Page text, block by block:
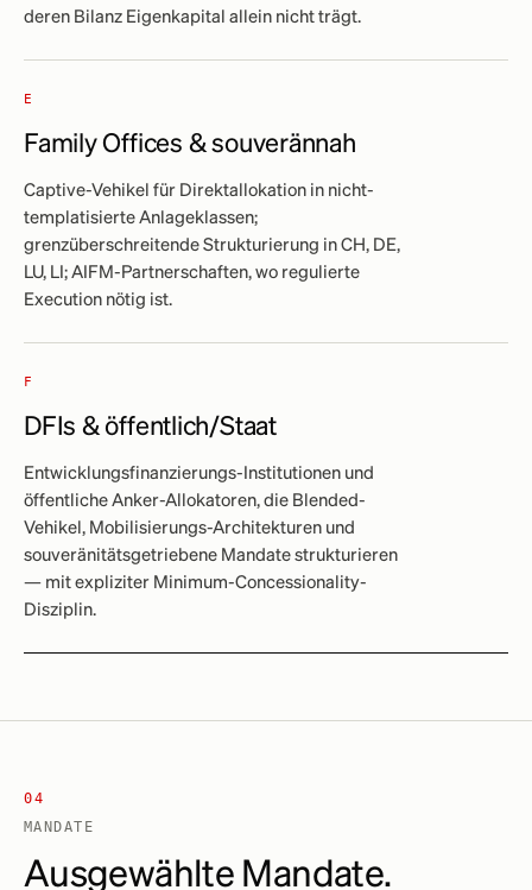
deren Bilanz Eigenkapital allein nicht trägt.
E
Family Offices & souverännah
Captive-Vehikel für Direktallokation in nicht-
templatisierte Anlageklassen;
grenzüberschreitende Strukturierung in CH, DE,
LU, LI; AIFM-Partnerschaften, wo regulierte
Execution nötig ist.
F
DFIs & öffentlich/Staat
Entwicklungsfinanzierungs-Institutionen und
öffentliche Anker-Allokatoren, die Blended-
Vehikel, Mobilisierungs-Architekturen und
souveränitätsgetriebene Mandate strukturieren
— mit expliziter Minimum-Concessionality-
Disziplin.
04
MANDATE
Ausgewählte Mandate.